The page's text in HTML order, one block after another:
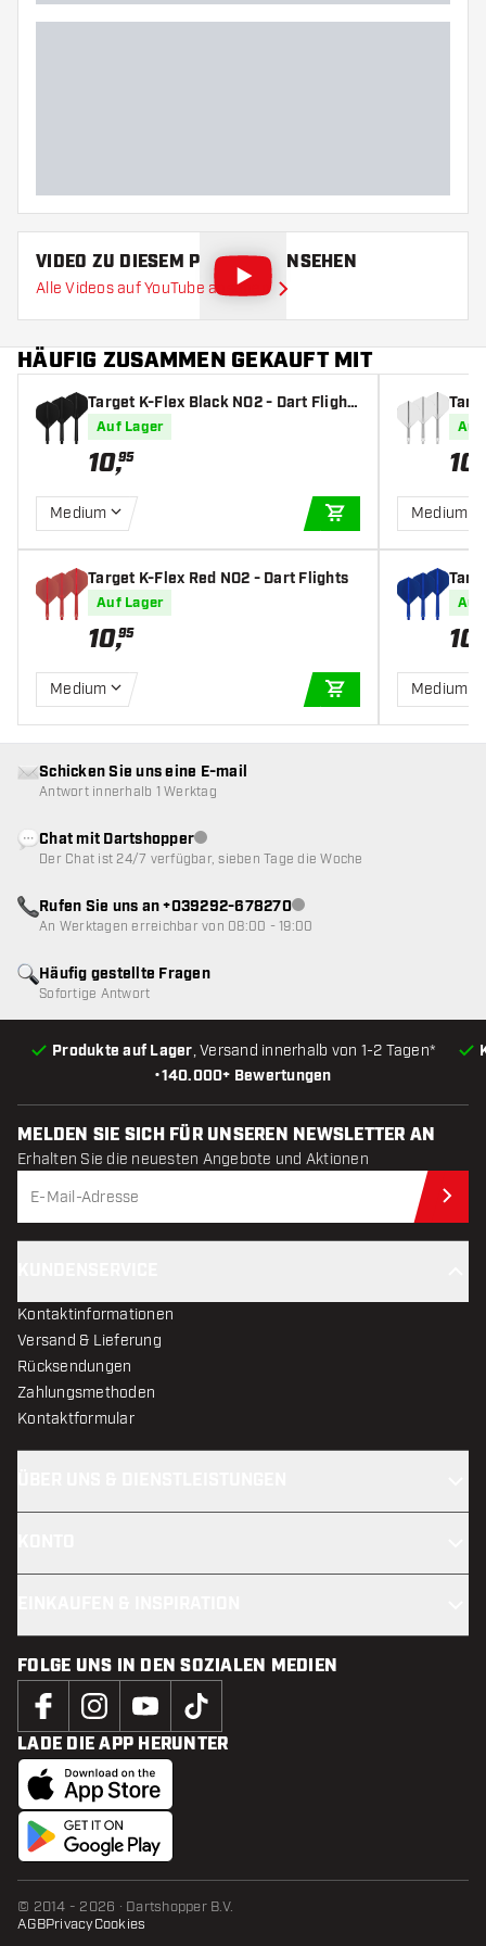
VIDEO ZU DIESEM PRODUKT ANSEHEN
Alle Videos auf YouTube ansehen
HÄUFIG ZUSAMMEN GEKAUFT MIT
Target K-Flex Black NO2 - Dart Flight
Auf Lager
10,95
Medium
IN DEN
Target K-Flex Red NO2 - Dart Flights
Auf Lager
10,95
Medium
IN DEN
Auf
10
Medium
Auf
10
Medium
•140.000+ Bewertungen
Produkte auf Lager, Versand innerhalb von 1-2 Tagen*
Häufig gestellte Fragen
Sofortige Antwort
Schicken Sie uns eine E-mail
Antwort innerhalb 1 Werktag
Chat mit DartshopperKundenservice nicht verfügbar
Der Chat ist 24/7 verfügbar, sieben Tage die Woche
Rufen Sie uns an +039292-678270Kundenservice nicht
An Werktagen erreichbar von 08:00 - 19:00
MELDEN SIE SICH FÜR UNSEREN NEWSLETTER AN
Erhalten Sie die neuesten Angebote und Aktionen
Kontaktinformationen
Versand & Lieferung
Rücksendungen
Zahlungsmethoden
Kontaktformular
FOLGE UNS IN DEN SOZIALEN MEDIEN
LADE DIE APP HERUNTER
© 2014 - 2026 · Dartshopper B.V.
AGBPrivacyCookies